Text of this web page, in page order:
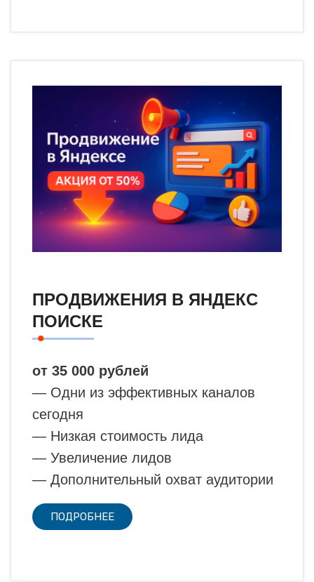
ПРОДВИЖЕНИЯ В ЯНДЕКС
ПОИСКЕ
от 35 000 рублей
— Одни из эффективных каналов
сегодня
— Низкая стоимость лида
— Увеличение лидов
— Дополнительный охват аудитории
ПОДРОБНЕЕ